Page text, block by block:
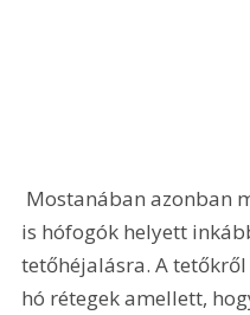
is hófogók helyett
tetőhéjalásra. A
hó rétegek amellett,